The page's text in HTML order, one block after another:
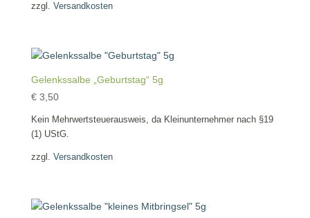
zzgl. Versandkosten
Gelenkssalbe „Geburtstag“ 5g
€3,50
Kein Mehrwertsteuerausweis, da Kleinunternehmer nach §19
(1) UStG.
zzgl. Versandkosten